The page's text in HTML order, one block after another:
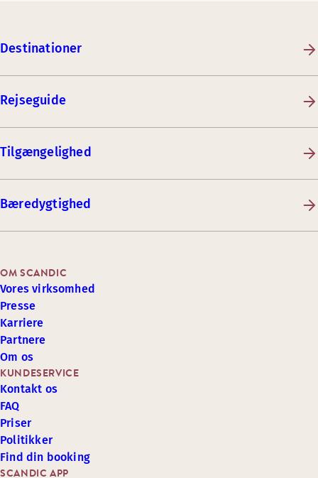
Destinationer
Rejseguide
Tilgængelighed
Bæredygtighed
SCANDIC APP
KUNDESERVICE
Kontakt os
FAQ
Priser
Politikker
Find din booking
OM SCANDIC
Vores virksomhed
Presse
Karriere
Partnere
Om os